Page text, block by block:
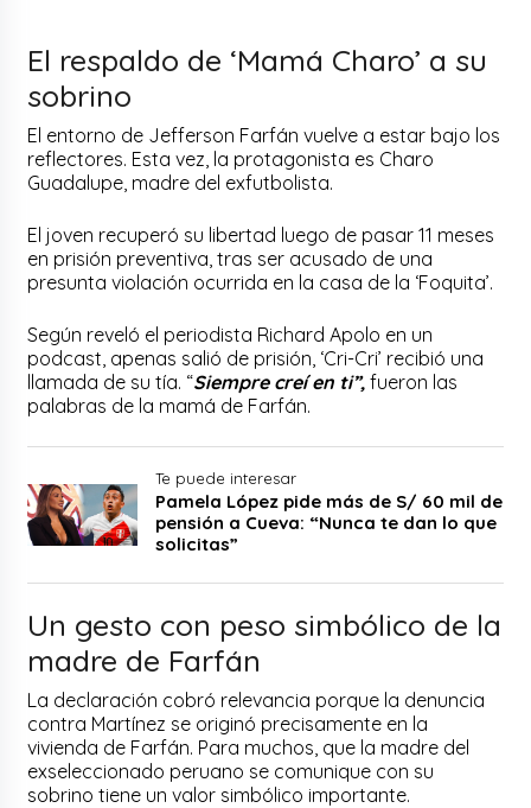
El respaldo de ‘Mamá Charo’ a su
sobrino
El entorno de Jefferson Farfán vuelve a estar bajo los
reflectores. Esta vez, la protagonista es Charo
Guadalupe, madre del exfutbolista.
El joven recuperó su libertad luego de pasar 11 meses
en prisión preventiva, tras ser acusado de una
presunta violación ocurrida en la casa de la ‘Foquita’.
Según reveló el periodista Richard Apolo en un
podcast, apenas salió de prisión, ‘Cri-Cri’ recibió una
llamada de su tía. “Siempre creí en ti”, fueron las
palabras de la mamá de Farfán.
Te puede interesar
Pamela López pide más de S/ 60 mil de
pensión a Cueva: “Nunca te dan lo que
solicitas”
Un gesto con peso simbólico de la
madre de Farfán
La declaración cobró relevancia porque la denuncia
contra Martínez se originó precisamente en la
vivienda de Farfán. Para muchos, que la madre del
exseleccionado peruano se comunique con su
sobrino tiene un valor simbólico importante.